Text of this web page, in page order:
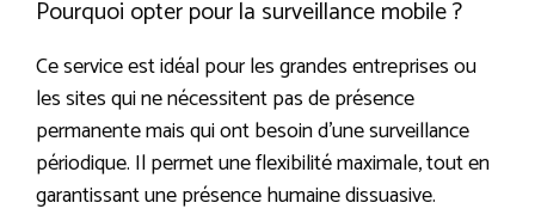
Pourquoi opter pour la surveillance mobile ?
Ce service est idéal pour les grandes entreprises ou
les sites qui ne nécessitent pas de présence
permanente mais qui ont besoin d’une surveillance
périodique. Il permet une flexibilité maximale, tout en
garantissant une présence humaine dissuasive.